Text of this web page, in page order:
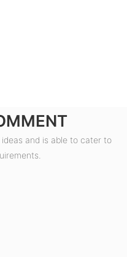
and is able to cater to